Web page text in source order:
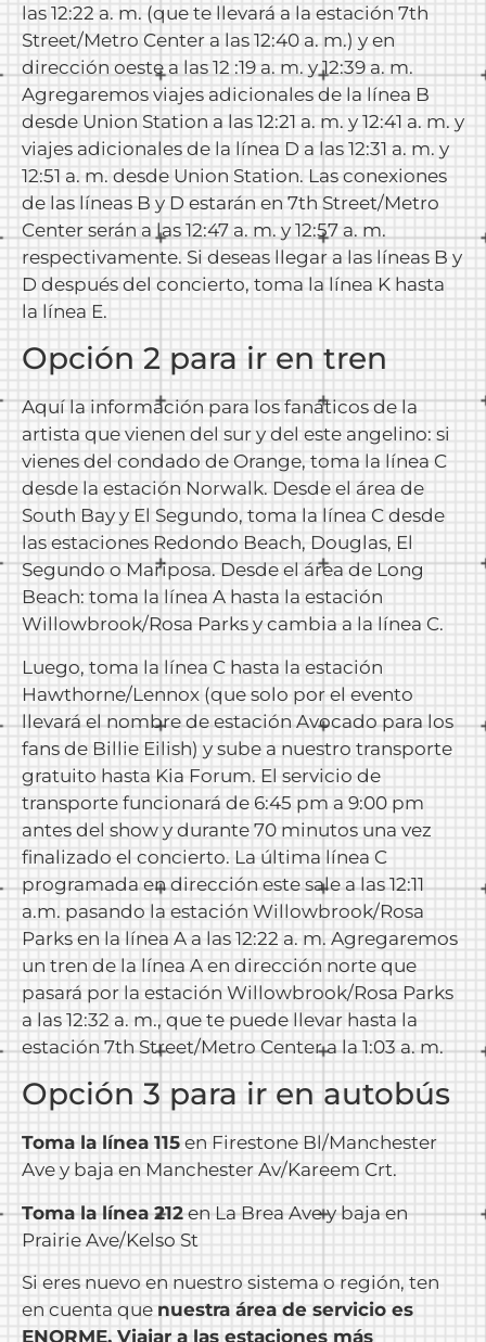
las 12:22 a. m. (que te llevará a la estación 7th
Street/Metro Center a las 12:40 a. m.) y en
dirección oeste a las 12 :19 a. m. y 12:39 a. m.
Agregaremos viajes adicionales de la línea B
desde Union Station a las 12:21 a. m. y 12:41 a. m. y
viajes adicionales de la línea D a las 12:31 a. m. y
12:51 a. m. desde Union Station. Las conexiones
de las líneas B y D estarán en 7th Street/Metro
Center serán a las 12:47 a. m. y 12:57 a. m.
respectivamente. Si deseas llegar a las líneas B y
D después del concierto, toma la línea K hasta
la línea E.
Opción 2 para ir en tren
Aquí la información para los fanáticos de la
artista que vienen del sur y del este angelino: si
vienes del condado de Orange, toma la línea C
desde la estación Norwalk. Desde el área de
South Bay y El Segundo, toma la línea C desde
las estaciones Redondo Beach, Douglas, El
Segundo o Mariposa. Desde el área de Long
Beach: toma la línea A hasta la estación
Willowbrook/Rosa Parks y cambia a la línea C.
Luego, toma la línea C hasta la estación
Hawthorne/Lennox (que solo por el evento
llevará el nombre de estación Avocado para los
fans de Billie Eilish) y sube a nuestro transporte
gratuito hasta Kia Forum. El servicio de
transporte funcionará de 6:45 pm a 9:00 pm
antes del show y durante 70 minutos una vez
finalizado el concierto. La última línea C
programada en dirección este sale a las 12:11
a.m. pasando la estación Willowbrook/Rosa
Parks en la línea A a las 12:22 a. m. Agregaremos
un tren de la línea A en dirección norte que
pasará por la estación Willowbrook/Rosa Parks
a las 12:32 a. m., que te puede llevar hasta la
estación 7th Street/Metro Center a la 1:03 a. m.
Opción 3 para ir en autobús
Toma la línea 115 en Firestone Bl/Manchester
Ave y baja en Manchester Av/Kareem Crt.
Toma la línea 212en La Brea Ave y baja en
Prairie Ave/Kelso St
Si eres nuevo en nuestro sistema o región, ten
en cuenta que nuestra área de servicio es
ENORME. Viajar a las estaciones más